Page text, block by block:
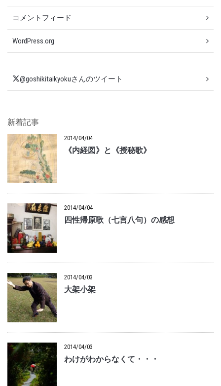
コメントフィード
WordPress.org
@goshikitaikyokuさんのツイート
新着記事
2014/04/04
《内経図》と《授秘歌》
2014/04/04
四性帰原歌（七言八句）の感想
2014/04/03
大架小架
2014/04/03
わけがわからなくて・・・